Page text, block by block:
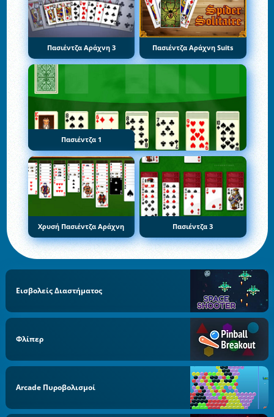
Πασιέντζα Αράχνη 3 Πασιέντζα Αράχνη Suits
Πασιέντζα 1
Χρυσή Πασιέντζα Αράχνη Πασιέντζα 3
Εισβολείς Διαστήματος
Φλίπερ
Arcade Πυροβολισμοί